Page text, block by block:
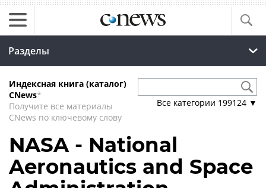
Разделы
Индексная книга (каталог)
CNews*
Получите все материалы
CNews по ключевому слову
Все категории 199124 ▼
NASA - National
Aeronautics and Space